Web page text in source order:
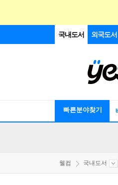
국내도서 외국도서
빠른분야찾기
웰컴 국내도서